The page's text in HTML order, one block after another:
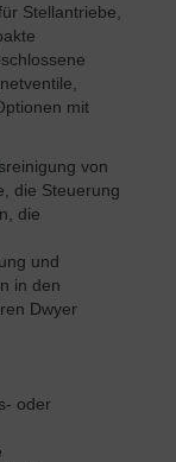
Stellantriebe,
mit
von
die Steuerung
die
und
in den
Dwyer
oder